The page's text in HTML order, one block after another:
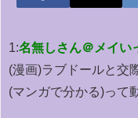
1:名無しさん＠メイい
(漫画)ラブドールと交
(マンガで分かる)って